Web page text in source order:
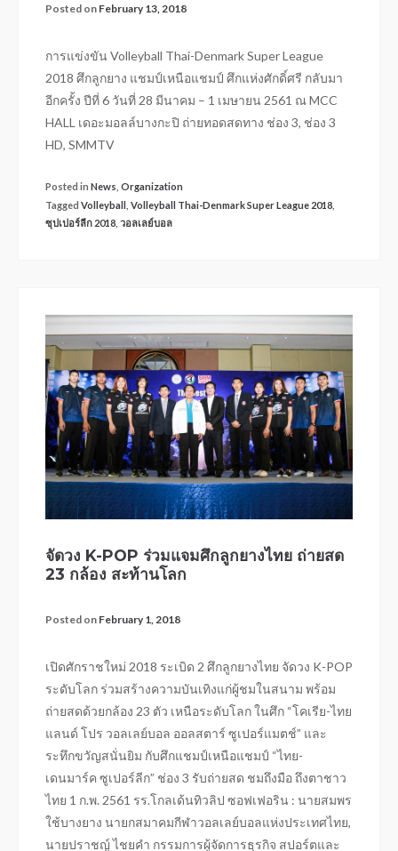
Posted on February 13, 2018
การแข่งขัน Volleyball Thai-Denmark Super League
2018 ศึกลูกยาง แชมป์เหนือแชมป์ ศึกแห่งศักดิ์ศรี กลับมา
อีกครั้ง ปีที่ 6 วันที่ 28 มีนาคม – 1 เมษายน 2561 ณ MCC
HALL เดอะมอลล์บางกะปิ ถ่ายทอดสดทาง ช่อง 3, ช่อง 3
HD, SMMTV
Posted in News Organization
Tagged Volleyball Volleyball Thai-Denmark Super League 2018
ซุปเปอร์ลีก 2018 วอลเลย์บอล
จัดวง K-POP ร่วมแจมศึกลูกยางไทย ถ่ายสด
23 กล้อง สะท้านโลก
Posted on February 1, 2018
เปิดศักราชใหม่ 2018 ระเบิด 2 ศึกลูกยางไทย จัดวง K-POP
ระดับโลก ร่วมสร้างความบันเทิงแก่ผู้ชมในสนาม พร้อม
ถ่ายสดด้วยกล้อง 23 ตัว เหนือระดับโลก ในศึก “โคเรีย-ไทย
แลนด์ โปร วอลเลย์บอล ออลสตาร์ ซูเปอร์แมตช์” และ
ระทึกขวัญสนั่นยิม กับศึกแชมป์เหนือแชมป์ “ไทย-
เดนมาร์ค ซูเปอร์ลีก” ช่อง 3 รับถ่ายสด ชมถึงมือ ถึงตาชาว
ไทย 1 ก.พ. 2561 รร.โกลเด้นทิวลิป ซอฟเฟอริน : นายสมพร
ใช้บางยาง นายกสมาคมกีฬาวอลเลย์บอลแห่งประเทศไทย,
นายปราชญ์ ไชยคำ กรรมการผู้จัดการธุรกิจ สปอร์ตและ